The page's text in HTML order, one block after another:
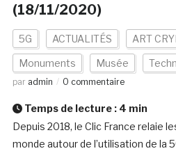
(18/11/2020)
5G ACTUALITÉS ART
Monuments Musée
par admin 0 commentaire
Temps de lecture : 4 min
Depuis 2018, le Clic France relaie
monde autour de l’utilisation de la